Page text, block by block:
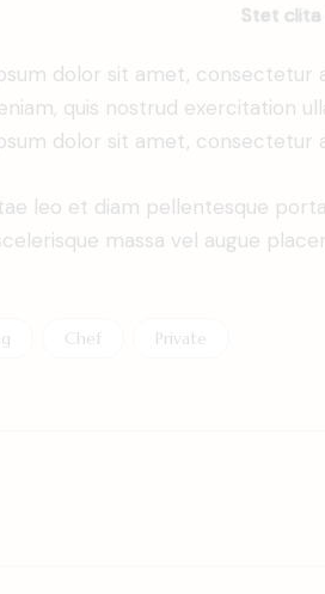
Stet clita
dolor sit amet, consectetur
quis nostrud exercitation
dolor sit amet, consectetur
leo et diam pellentesque
massa vel augue
Chef Private